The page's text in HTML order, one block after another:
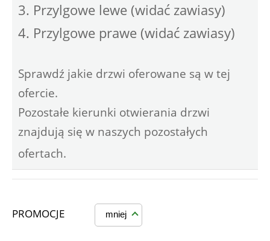
3. Przylgowe lewe (widać zawiasy)
4. Przylgowe prawe (widać zawiasy)
Sprawdź jakie drzwi oferowane są w tej
ofercie.
Pozostałe kierunki otwierania drzwi
znajdują się w naszych pozostałych
ofertach.
PROMOCJE mniej